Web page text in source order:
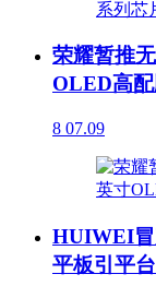
荣耀暂推
OLED高
8 07.09
HUIWEI
平板引平